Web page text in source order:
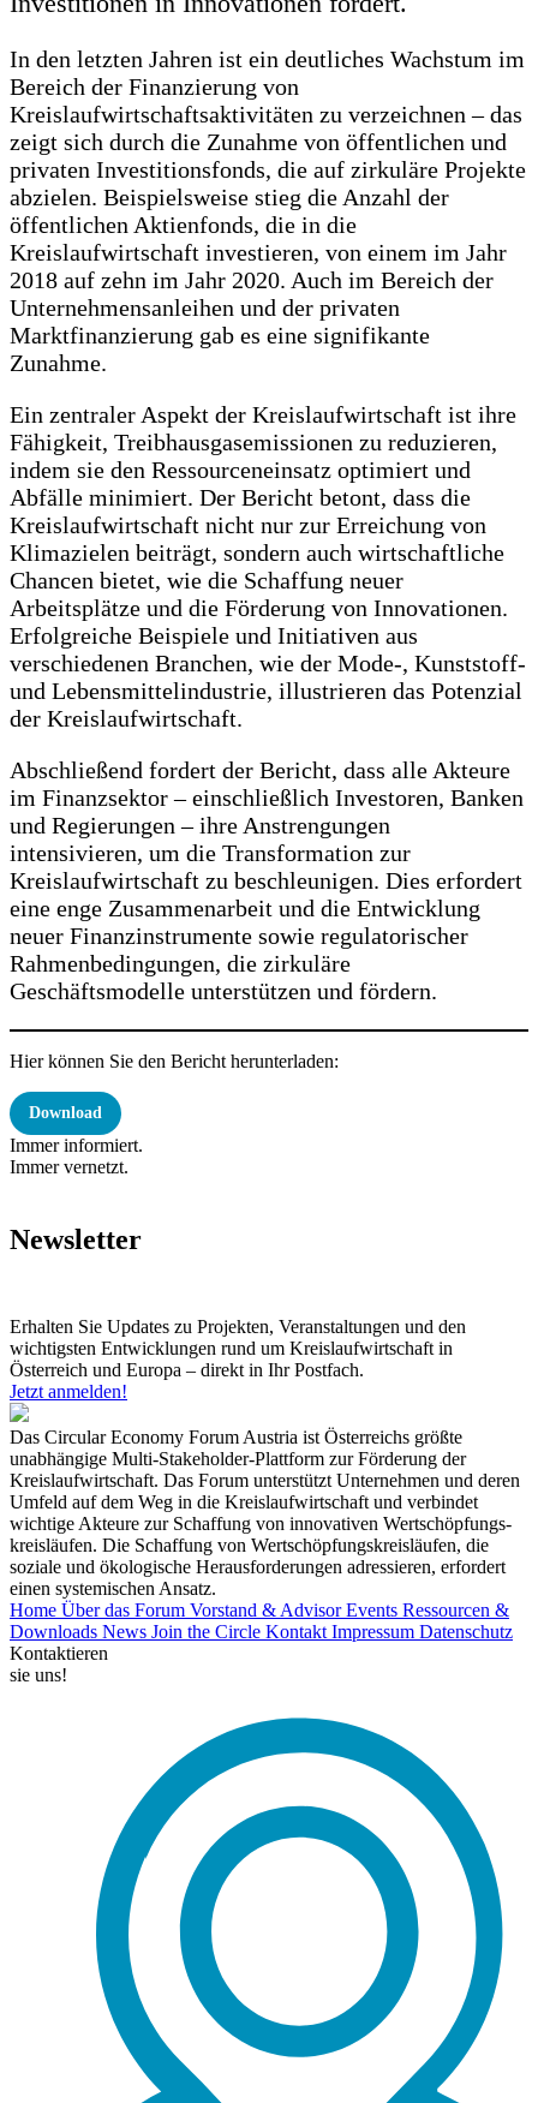
In den letzten Jahren ist ein deutliches Wachstum im
Bereich der Finanzierung von
Kreislaufwirtschaftsaktivitäten zu verzeichnen – das
zeigt sich durch die Zunahme von öffentlichen und
privaten Investitionsfonds, die auf zirkuläre Projekte
abzielen. Beispielsweise stieg die Anzahl der
öffentlichen Aktienfonds, die in die
Kreislaufwirtschaft investieren, von einem im Jahr
2018 auf zehn im Jahr 2020. Auch im Bereich der
Unternehmensanleihen und der privaten
Marktfinanzierung gab es eine signifikante
Zunahme.
Ein zentraler Aspekt der Kreislaufwirtschaft ist ihre
Fähigkeit, Treibhausgasemissionen zu reduzieren,
indem sie den Ressourceneinsatz optimiert und
Abfälle minimiert. Der Bericht betont, dass die
Kreislaufwirtschaft nicht nur zur Erreichung von
Klimazielen beiträgt, sondern auch wirtschaftliche
Chancen bietet, wie die Schaffung neuer
Arbeitsplätze und die Förderung von Innovationen.
Erfolgreiche Beispiele und Initiativen aus
verschiedenen Branchen, wie der Mode-, Kunststoff-
und Lebensmittelindustrie, illustrieren das Potenzial
der Kreislaufwirtschaft.
Abschließend fordert der Bericht, dass alle Akteure
im Finanzsektor – einschließlich Investoren, Banken
und Regierungen – ihre Anstrengungen
intensivieren, um die Transformation zur
Kreislaufwirtschaft zu beschleunigen. Dies erfordert
eine enge Zusammenarbeit und die Entwicklung
neuer Finanzinstrumente sowie regulatorischer
Rahmenbedingungen, die zirkuläre
Geschäftsmodelle unterstützen und fördern.
Hier können Sie den Bericht herunterladen:
Download
Immer informiert.
Immer vernetzt.
Newsletter
Erhalten Sie Updates zu Projekten, Veranstaltungen und den
wichtigsten Entwicklungen rund um Kreislaufwirtschaft in
Österreich und Europa – direkt in Ihr Postfach.
Jetzt anmelden!
Das Circular Economy Forum Austria ist Österreichs größte
unabhängige Multi-Stakeholder-Plattform zur Förderung der
Kreislaufwirtschaft. Das Forum unterstützt Unternehmen und deren
Umfeld auf dem Weg in die Kreislaufwirtschaft und verbindet
wichtige Akteure zur Schaffung von innovativen Wertschöpfungs-
kreisläufen. Die Schaffung von Wertschöpfungskreisläufen, die
soziale und ökologische Herausforderungen adressieren, erfordert
einen systemischen Ansatz.
Home Über das Forum Vorstand & AdvisorEvents Ressourcen &
Downloads News Join the Circle Kontakt Impressum Datenschutz
Kontaktieren
sie uns!